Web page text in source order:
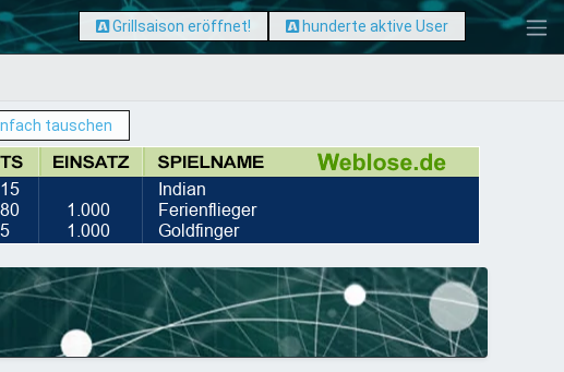
Grillsaison eröffnet! hunderte aktive User
tauschen